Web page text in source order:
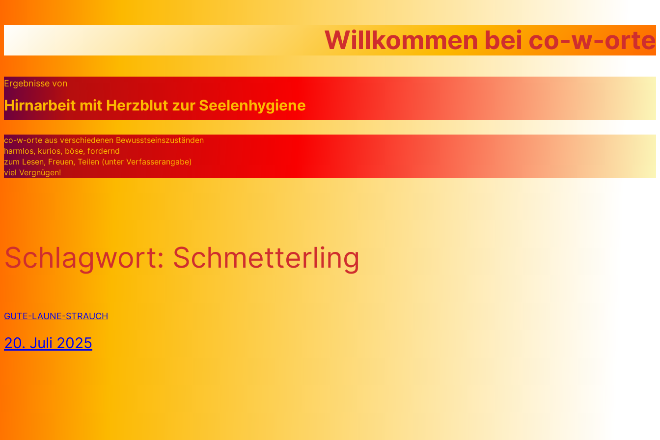
Willkommen bei co-w-orte
Ergebnisse von
Hirnarbeit mit Herzblut zur Seelenhygiene
co-w-orte aus verschiedenen Bewusstseinszuständen
harmlos, kurios, böse, fordernd
zum Lesen, Freuen, Teilen (unter Verfasserangabe)
viel Vergnügen!
Schlagwort: Schmetterling
GUTE-LAUNE-STRAUCH
20. Juli 2025